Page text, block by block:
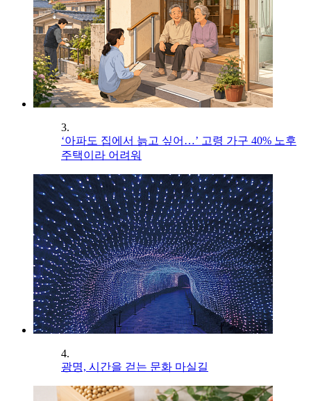
3.
‘아파도 집에서 늙고 싶어…’ 고령 가구 40% 노후
주택이라 어려워
4.
광명, 시간을 걷는 문화 마실길